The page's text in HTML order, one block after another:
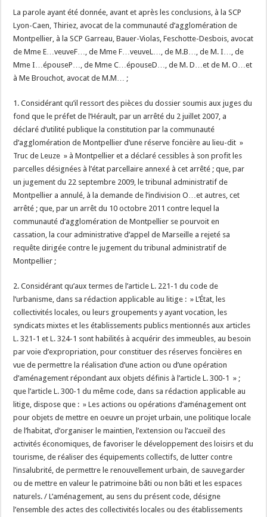
La parole ayant été donnée, avant et après les conclusions, à la SCP
Lyon-Caen, Thiriez, avocat de la communauté d’agglomération de
Montpellier, à la SCP Garreau, Bauer-Violas, Feschotte-Desbois, avocat
de Mme E…veuveF…, de Mme F…veuveL…, de M.B…, de M. I…, de
Mme I…épouseP…, de Mme C…épouseD…, de M. D…et de M. O…et
à Me Brouchot, avocat de M.M… ;
1. Considérant qu’il ressort des pièces du dossier soumis aux juges du
fond que le préfet de l’Hérault, par un arrêté du 2 juillet 2007, a
déclaré d’utilité publique la constitution par la communauté
d’agglomération de Montpellier d’une réserve foncière au lieu-dit »
Truc de Leuze » à Montpellier et a déclaré cessibles à son profit les
parcelles désignées à l’état parcellaire annexé à cet arrêté ; que, par
un jugement du 22 septembre 2009, le tribunal administratif de
Montpellier a annulé, à la demande de l’indivision O…et autres, cet
arrêté ; que, par un arrêt du 10 octobre 2011 contre lequel la
communauté d’agglomération de Montpellier se pourvoit en
cassation, la cour administrative d’appel de Marseille a rejeté sa
requête dirigée contre le jugement du tribunal administratif de
Montpellier ;
2. Considérant qu’aux termes de l’article L. 221-1 du code de
l’urbanisme, dans sa rédaction applicable au litige : » L’État, les
collectivités locales, ou leurs groupements y ayant vocation, les
syndicats mixtes et les établissements publics mentionnés aux articles
L. 321-1 et L. 324-1 sont habilités à acquérir des immeubles, au besoin
par voie d’expropriation, pour constituer des réserves foncières en
vue de permettre la réalisation d’une action ou d’une opération
d’aménagement répondant aux objets définis à l’article L. 300-1 » ;
que l’article L. 300-1 du même code, dans sa rédaction applicable au
litige, dispose que : » Les actions ou opérations d’aménagement ont
pour objets de mettre en oeuvre un projet urbain, une politique locale
de l’habitat, d’organiser le maintien, l’extension ou l’accueil des
activités économiques, de favoriser le développement des loisirs et du
tourisme, de réaliser des équipements collectifs, de lutter contre
l’insalubrité, de permettre le renouvellement urbain, de sauvegarder
ou de mettre en valeur le patrimoine bâti ou non bâti et les espaces
naturels. / L’aménagement, au sens du présent code, désigne
l’ensemble des actes des collectivités locales ou des établissements